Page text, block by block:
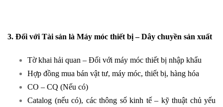
3. Đối với Tài sản là Máy móc thiết bị – Dây chuyền sản xuất
Tờ khai hải quan – Đối với máy móc thiết bị nhập khẩu
Hợp đồng mua bán vật tư, máy móc, thiết bị, hàng hóa
CO – CQ (Nếu có)
Catalog (nếu có), các thông số kinh tế – kỹ thuật chủ yếu